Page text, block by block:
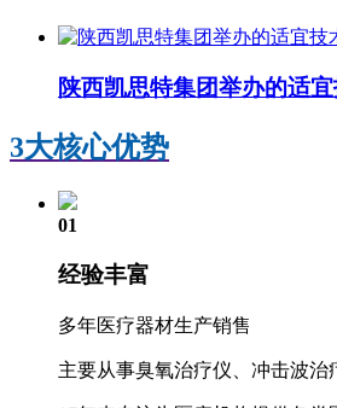
陕西凯思特集团举办的适
3大核心优势
01
经验丰富
多年医疗器材生产销售
主要从事臭氧治疗仪、冲击波治